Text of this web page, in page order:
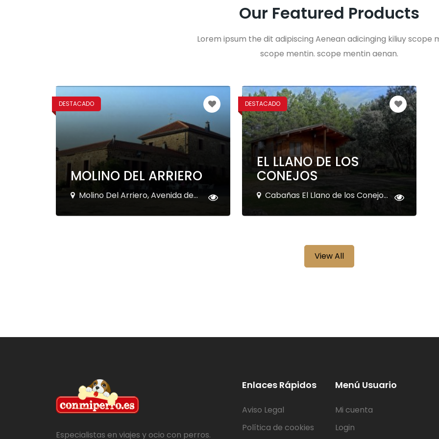
Our Featured Products
Lorem ipsum the dit adipiscing Aenean adicinging kiliuy scope
scope mentin. scope mentin aenan.
MOLINO DEL ARRIERO
Molino Del Arriero, Avenida de...
DESTACADO
EL LLANO DE LOS
CONEJOS
Cabañas El Llano de los Conejo...
DESTACADO
View All
Especialistas en viajes y ocio con perros.
Enlaces Rápidos
Aviso Legal
Política de cookies
Menú Usuario
Mi cuenta
Login